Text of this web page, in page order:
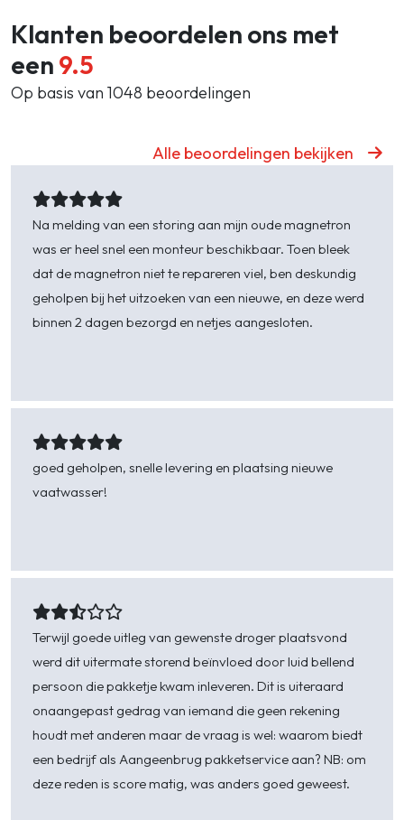
ultiem gemak kiezen? Haal dan de robotstofzuiger
van Aangeenbrug Electro. Deze stofzuiger maakt
jouw kamer schoon door automatisch – al
stofzuigend – door de kamer te rijden. Bovendien zijn
jouw ideale stofzuiger en maak jouw kamer schoon.
Bekijk het grote assortiment stofzuigers bij
Aangeenbrug Electro in Zeeland.
Ik wil een stofzuiger kopen – waar moet ik op letten?
Een opgeruimd huis is een opgeruimd hoofd. Een
schoon huis geeft daarmee rust, maar ook
gezelligheid. Een stofzuiger van Aangeenbrug
Electro helpt mee aan een schoon huis. Zoals eerder
op letten bij het kopen van een stofzuiger?
Actieradius
onderdelen van stofzuigers is de actieradius. De
actieradius van een traditionele stofzuiger
schoongemaakt kunnen worden. De traditionele
stofzuiger met snoer heeft een variërende
actieradius en is één van de beste stofzuigers als
wordt gekeken naar de prijs-
kwaliteitverhouding. De actieradius kan reiken
tot meer dan 38 meter. Om het gemakkelijker te
maken ontwikkelen producenten vele
verschillende varianten die je in alle vrijheid kunt
Klanten beoordelen ons met
een 9.5
Op basis van 1048 beoordelingen
Alle beoordelingen bekijken
Na melding van een storing aan mijn oude magnetron
was er heel snel een monteur beschikbaar. Toen bleek
dat de magnetron niet te repareren viel, ben deskundig
geholpen bij het uitzoeken van een nieuwe, en deze werd
binnen 2 dagen bezorgd en netjes aangesloten.
goed geholpen, snelle levering en plaatsing nieuwe
vaatwasser!
Terwijl goede uitleg van gewenste droger plaatsvond
werd dit uitermate storend beïnvloed door luid bellend
persoon die pakketje kwam inleveren. Dit is uiteraard
onaangepast gedrag van iemand die geen rekening
houdt met anderen maar de vraag is wel: waarom biedt
een bedrijf als Aangeenbrug pakketservice aan? NB: om
deze reden is score matig, was anders goed geweest.